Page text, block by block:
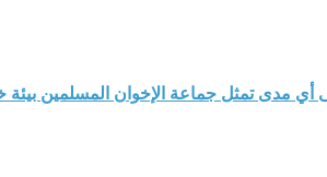
أي مدى تمثل جماعة الإخوان المسلمين